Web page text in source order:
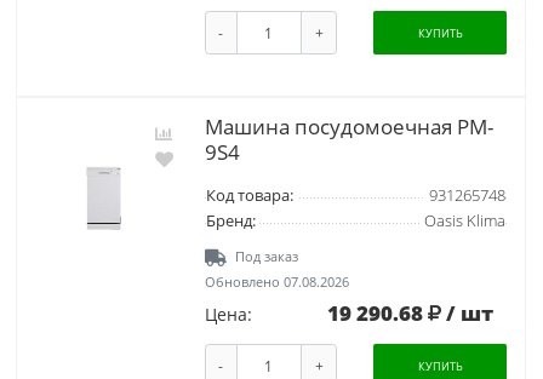
- + КУПИТЬ
Машина посудомоечная PM-
9S4
Код товара:
931265748
Бренд:
Oasis Klima
Под заказ
Обновлено 07.08.2026
Цена: 19 290.68 / шт
- + КУПИТЬ